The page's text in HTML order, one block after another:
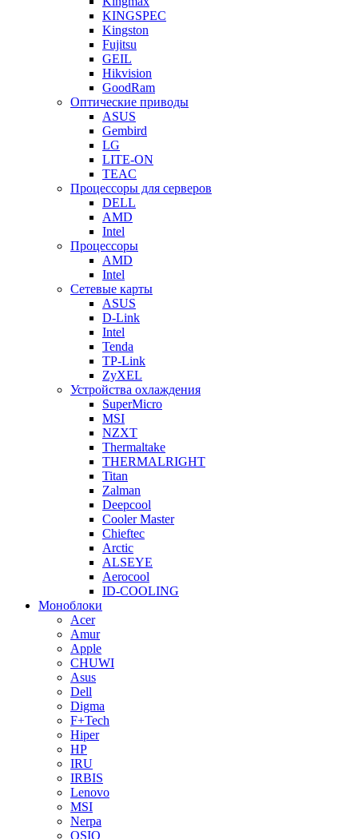
KINGSPEC
Kingston
Fujitsu
GEIL
Hikvision
GoodRam
Оптические приводы
ASUS
Gembird
LG
LITE-ON
TEAC
Процессоры для серверов
DELL
AMD
Intel
Процессоры
AMD
Intel
Сетевые карты
ASUS
D-Link
Intel
Tenda
TP-Link
ZyXEL
Устройства охлаждения
SuperMicro
MSI
NZXT
Thermaltake
THERMALRIGHT
Titan
Zalman
Deepcool
Cooler Master
Chieftec
Arctic
ALSEYE
Aerocool
ID-COOLING
Моноблоки
Acer
Amur
Apple
CHUWI
Asus
Dell
Digma
F+Tech
Hiper
HP
IRU
IRBIS
Lenovo
MSI
Nerpa
OSIO